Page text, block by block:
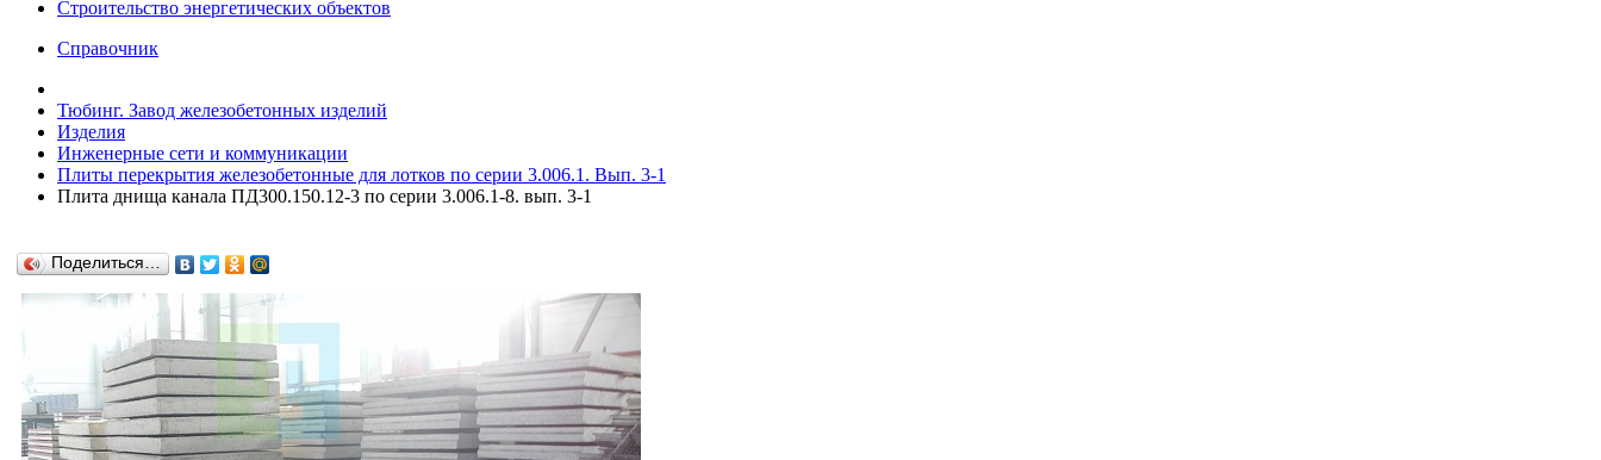
Строительство энергетических объектов
Справочник
Тюбинг. Завод железобетонных изделий
Изделия
Инженерные сети и коммуникации
Плиты перекрытия железобетонные для лотков по серии 3.006.1. Вып. 3-1
Плита днища канала ПД300.150.12-3 по серии 3.006.1-8. вып. 3-1
Поделиться…